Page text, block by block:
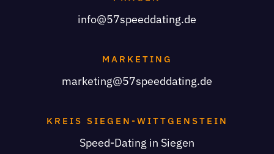
info@57speeddating.de
MARKETING
marketing@57speeddating.de
KREIS SIEGEN-WITTGENSTEIN
Speed-Dating in Siegen